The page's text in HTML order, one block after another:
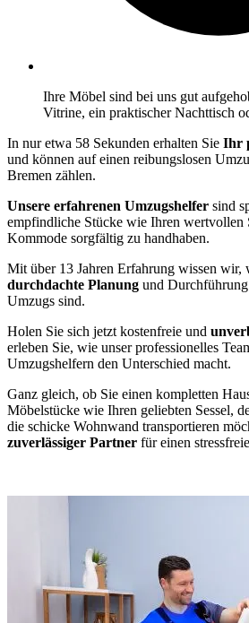
Ihre Möbel sind bei uns gut
Vitrine, ein praktischer Nachttisch
In nur etwa 58 Sekunden erhalten Sie Ihr
und können auf einen reibungslosen
Bremen zählen.
Unsere erfahrenen Umzugshelfer sind
empfindliche Stücke wie Ihren wertvollen
Kommode sorgfältig zu handhaben.
Mit über 13 Jahren Erfahrung wissen wir,
durchdachte Planung und
Umzugs sind.
Holen Sie sich jetzt kostenfreie und
erleben Sie, wie unser professionelles
Umzugshelfern den Unterschied macht.
Ganz gleich, ob Sie einen kompletten
Möbelstücke wie Ihren geliebten Sessel,
die schicke Wohnwand transportieren
zuverlässiger Partner für einen